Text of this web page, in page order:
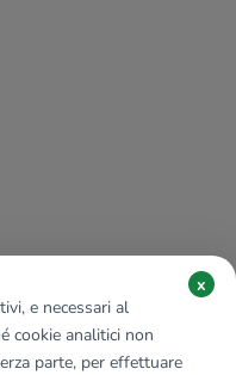
e necessari al
cookie analitici non
parte, per effettuare
x